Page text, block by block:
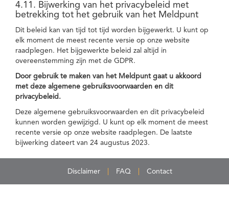
4.11. Bijwerking van het privacybeleid met
betrekking tot het gebruik van het Meldpunt
Dit beleid kan van tijd tot tijd worden bijgewerkt. U kunt op
elk moment de meest recente versie op onze website
raadplegen. Het bijgewerkte beleid zal altijd in
overeenstemming zijn met de GDPR.
Door gebruik te maken van het Meldpunt gaat u akkoord
met deze algemene gebruiksvoorwaarden en dit
privacybeleid.
Deze algemene gebruiksvoorwaarden en dit privacybeleid
kunnen worden gewijzigd. U kunt op elk moment de meest
recente versie op onze website raadplegen. De laatste
bijwerking dateert van 24 augustus 2023.
Disclaimer FAQ Contact